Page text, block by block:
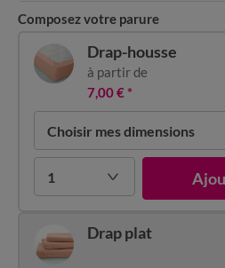
Composez votre parure
Choisir mes dimensions
1
Drap-housse
à partir de
7,00 €*
Drap plat